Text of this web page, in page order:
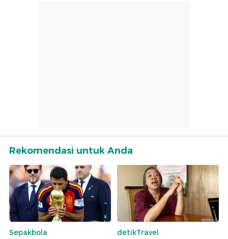
Rekomendasi untuk Anda
Sepakbola
detikTravel